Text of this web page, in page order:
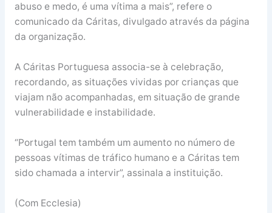
abuso e medo, é uma vítima a mais”, refere o
comunicado da Cáritas, divulgado através da página
da organização.
A Cáritas Portuguesa associa-se à celebração,
recordando, as situações vividas por crianças que
viajam não acompanhadas, em situação de grande
vulnerabilidade e instabilidade.
“Portugal tem também um aumento no número de
pessoas vítimas de tráfico humano e a Cáritas tem
sido chamada a intervir”, assinala a instituição.
(Com Ecclesia)